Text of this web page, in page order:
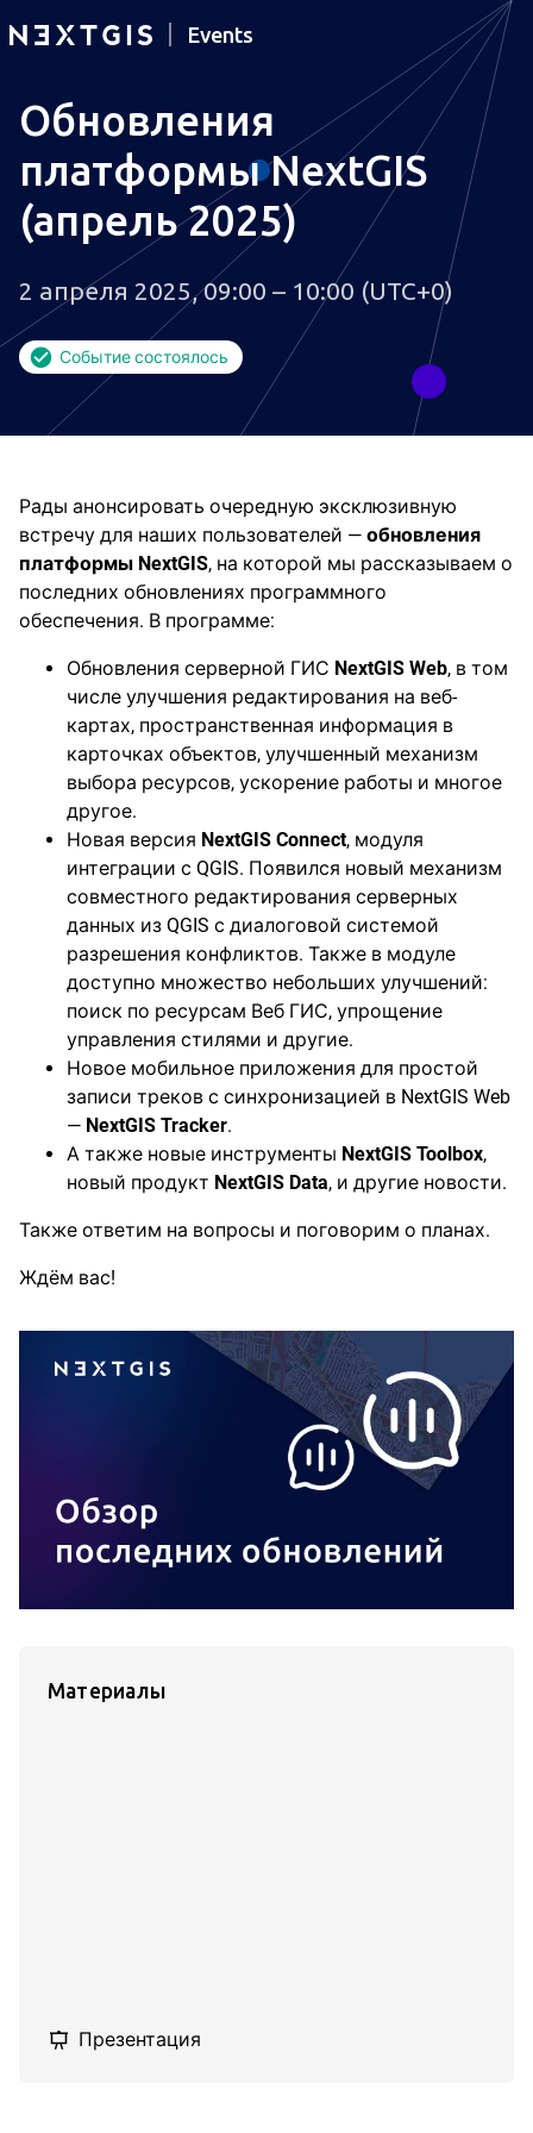
Events
Обновления
платформы NextGIS
(апрель 2025)
2 апреля 2025, 09:00 – 10:00 (UTC+0)
Событие состоялось
Рады анонсировать очередную эксклюзивную
встречу для наших пользователей — обновления
платформы NextGIS, на которой мы рассказываем о
последних обновлениях программного
обеспечения. В программе:
Обновления серверной ГИС NextGIS Web, в том
числе улучшения редактирования на веб-
картах, пространственная информация в
карточках объектов, улучшенный механизм
выбора ресурсов, ускорение работы и многое
другое.
Новая версия NextGIS Connect, модуля
интеграции с QGIS. Появился новый механизм
совместного редактирования серверных
данных из QGIS с диалоговой системой
разрешения конфликтов. Также в модуле
доступно множество небольших улучшений:
поиск по ресурсам Веб ГИС, упрощение
управления стилями и другие.
Новое мобильное приложения для простой
записи треков с синхронизацией в NextGIS Web
— NextGIS Tracker.
А также новые инструменты NextGIS Toolbox,
новый продукт NextGIS Data, и другие новости.
Также ответим на вопросы и поговорим о планах.
Ждём вас!
Материалы
Презентация